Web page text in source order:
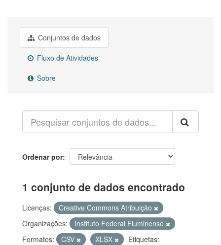
Conjuntos de dados
Fluxo de Atividades
Sobre
Ordenar por
1 conjunto de dados encontrado
Licenças:
Creative Commons Atribuição
Organizações:
Instituto Federal Fluminense
Formatos:
CSV XLSX
Etiquetas: